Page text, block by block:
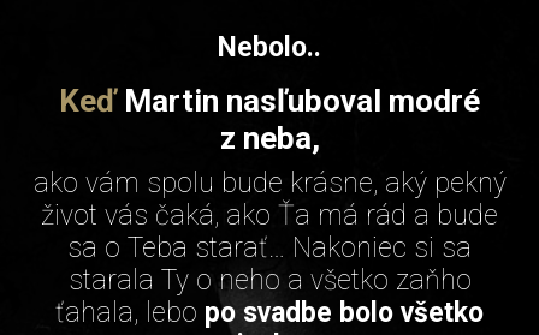
Nebolo..
Keď Martin nasľuboval modré
z neba,
ako vám spolu bude krásne, aký pekný
život vás čaká, ako Ťa má rád a bude
sa o Teba starať… Nakoniec si sa
starala Ty o neho a všetko zaňho
ťahala, lebo po svadbe bolo všetko